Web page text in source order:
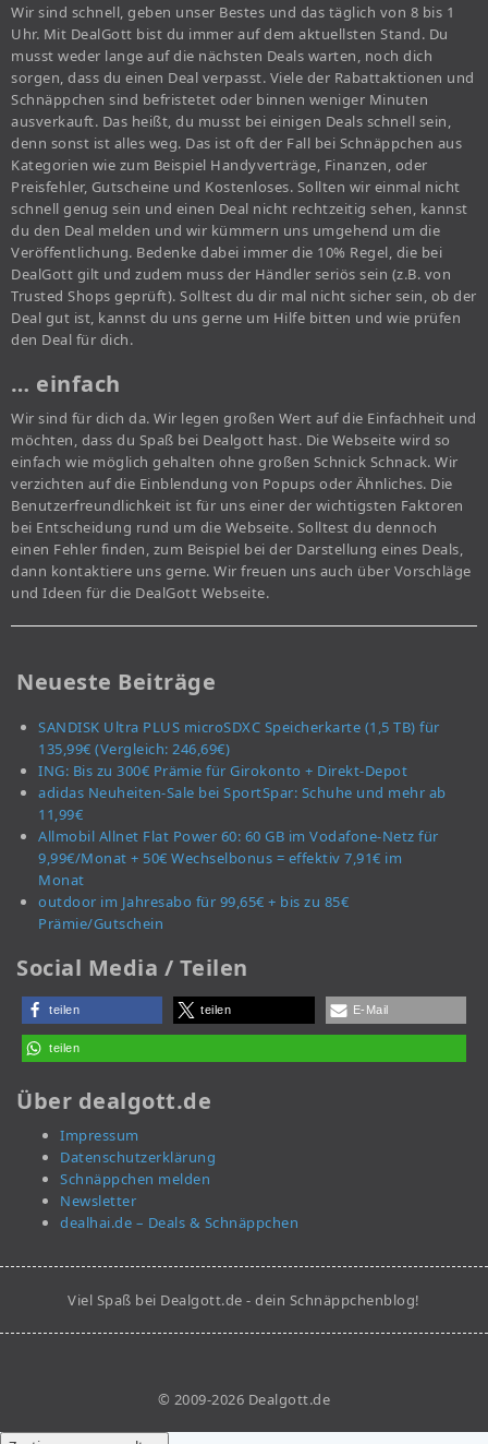
Wir sind schnell, geben unser Bestes und das täglich von 8 bis 1
Uhr. Mit DealGott bist du immer auf dem aktuellsten Stand. Du
musst weder lange auf die nächsten Deals warten, noch dich
sorgen, dass du einen Deal verpasst. Viele der Rabattaktionen und
Schnäppchen sind befristetet oder binnen weniger Minuten
ausverkauft. Das heißt, du musst bei einigen Deals schnell sein,
denn sonst ist alles weg. Das ist oft der Fall bei Schnäppchen aus
Kategorien wie zum Beispiel Handyverträge, Finanzen, oder
Preisfehler, Gutscheine und Kostenloses. Sollten wir einmal nicht
schnell genug sein und einen Deal nicht rechtzeitig sehen, kannst
du den Deal melden und wir kümmern uns umgehend um die
Veröffentlichung. Bedenke dabei immer die 10% Regel, die bei
DealGott gilt und zudem muss der Händler seriös sein (z.B. von
Trusted Shops geprüft). Solltest du dir mal nicht sicher sein, ob der
Deal gut ist, kannst du uns gerne um Hilfe bitten und wie prüfen
den Deal für dich.
… einfach
Wir sind für dich da. Wir legen großen Wert auf die Einfachheit und
möchten, dass du Spaß bei Dealgott hast. Die Webseite wird so
einfach wie möglich gehalten ohne großen Schnick Schnack. Wir
verzichten auf die Einblendung von Popups oder Ähnliches. Die
Benutzerfreundlichkeit ist für uns einer der wichtigsten Faktoren
bei Entscheidung rund um die Webseite. Solltest du dennoch
einen Fehler finden, zum Beispiel bei der Darstellung eines Deals,
dann kontaktiere uns gerne. Wir freuen uns auch über Vorschläge
und Ideen für die DealGott Webseite.
Neueste Beiträge
SANDISK Ultra PLUS microSDXC Speicherkarte (1,5 TB) für
135,99€ (Vergleich: 246,69€)
ING: Bis zu 300€ Prämie für Girokonto + Direkt-Depot
adidas Neuheiten-Sale bei SportSpar: Schuhe und mehr ab
11,99€
Allmobil Allnet Flat Power 60: 60 GB im Vodafone-Netz für
9,99€/Monat + 50€ Wechselbonus = effektiv 7,91€ im
Monat
outdoor im Jahresabo für 99,65€ + bis zu 85€
Prämie/Gutschein
Social Media / Teilen
teilen teilen E-Mail
teilen
Über dealgott.de
Impressum
Datenschutzerklärung
Schnäppchen melden
Newsletter
dealhai.de – Deals & Schnäppchen
Viel Spaß bei Dealgott.de - dein Schnäppchenblog!
© 2009-2026 Dealgott.de